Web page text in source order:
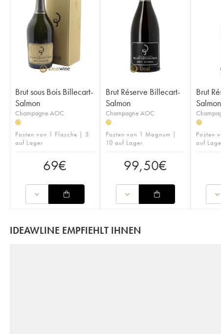
Brut sous Bois Billecart-
Salmon
Champagne AOC
H
Posten von 1 Flasche | 5
auf Lager
69€
Brut Réserve Billecart-
Salmon
Champagne AOC
H
Posten von 1 Magnum |
10 auf Lager
99,50€
Brut
Salmon
H
Posten
auf
IDEAWLINE EMPFIEHLT IHNEN